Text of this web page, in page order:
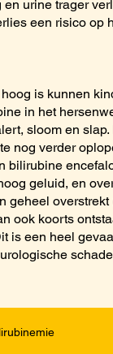
urine trager
een risico op
is kunnen
in het
sloom en
nog verder
bilirubine
geluid, en
ook koorts
is een heel